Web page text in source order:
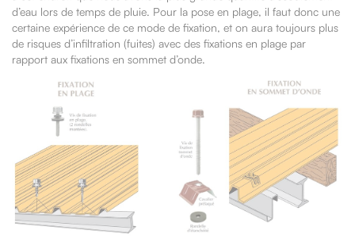
d’eau lors de temps de pluie. Pour la pose en plage, il faut donc une
certaine expérience de ce mode de fixation, et on aura toujours plus
de risques d’infiltration (fuites) avec des fixations en plage par
rapport aux fixations en sommet d’onde.